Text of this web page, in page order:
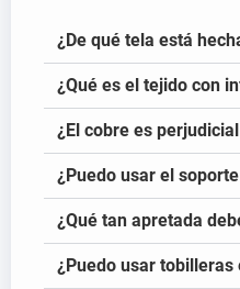
¿De qué tela está
¿Qué es el tejido con
¿El cobre es
¿Puedo usar el
¿Qué tan apretada
¿Puedo usar tobilleras